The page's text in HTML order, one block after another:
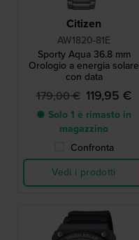
Citizen
AW1820-81E
Sporty Aqua 36.8 mm
Orologio a energia solare
con data
179,00 € 119,95 €
● Solo 1 è rimasto in
magazzino
Confronta
Vedi i prodotti